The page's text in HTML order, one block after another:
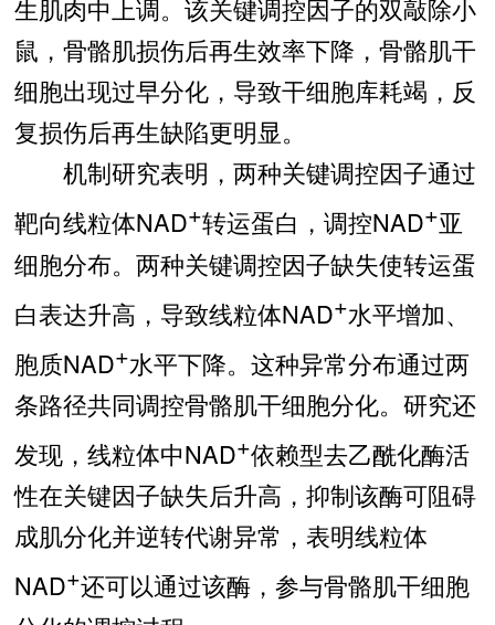
生肌肉中上调。该关键调控因子的双敲除小
鼠，骨骼肌损伤后再生效率下降，骨骼肌干
细胞出现过早分化，导致干细胞库耗竭，反
复损伤后再生缺陷更明显。
机制研究表明，两种关键调控因子通过
靶向线粒体NAD+转运蛋白，调控NAD+亚
细胞分布。两种关键调控因子缺失使转运蛋
白表达升高，导致线粒体NAD+水平增加、
胞质NAD+水平下降。这种异常分布通过两
条路径共同调控骨骼肌干细胞分化。研究还
发现，线粒体中NAD+依赖型去乙酰化酶活
性在关键因子缺失后升高，抑制该酶可阻碍
成肌分化并逆转代谢异常，表明线粒体
NAD+还可以通过该酶，参与骨骼肌干细胞